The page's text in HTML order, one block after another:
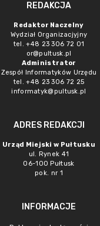
REDAKCJA
Redaktor Naczelny
Wydział Organizacjyjny
tel. +48 23 306 72 01
or@pultusk.pl
Administrator
Zespół Informatyków Urzędu
tel. +48 23 306 72 25
informatyk@pultusk.pl
ADRES REDAKCJI
Urząd Miejski w Pułtusku
ul. Rynek 41
06-100 Pułtusk
pok. nr 1
INFORMACJE